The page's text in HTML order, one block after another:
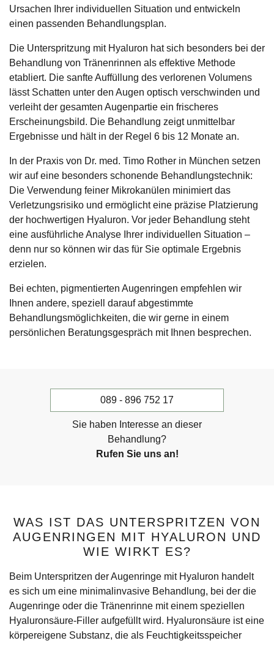
Ursachen Ihrer individuellen Situation und entwickeln
einen passenden Behandlungsplan.
Die Unterspritzung mit Hyaluron hat sich besonders bei der
Behandlung von Tränenrinnen als effektive Methode
etabliert. Die sanfte Auffüllung des verlorenen Volumens
lässt Schatten unter den Augen optisch verschwinden und
verleiht der gesamten Augenpartie ein frischeres
Erscheinungsbild. Die Behandlung zeigt unmittelbar
Ergebnisse und hält in der Regel 6 bis 12 Monate an.
In der Praxis von Dr. med. Timo Rother in München setzen
wir auf eine besonders schonende Behandlungstechnik:
Die Verwendung feiner Mikrokanülen minimiert das
Verletzungsrisiko und ermöglicht eine präzise Platzierung
der hochwertigen Hyaluron. Vor jeder Behandlung steht
eine ausführliche Analyse Ihrer individuellen Situation –
denn nur so können wir das für Sie optimale Ergebnis
erzielen.
Bei echten, pigmentierten Augenringen empfehlen wir
Ihnen andere, speziell darauf abgestimmte
Behandlungsmöglichkeiten, die wir gerne in einem
persönlichen Beratungsgespräch mit Ihnen besprechen.
089 - 896 752 17
Sie haben Interesse an dieser
Behandlung?
Rufen Sie uns an!
WAS IST DAS UNTERSPRITZEN VON
AUGENRINGEN MIT HYALURON UND
WIE WIRKT ES?
Beim Unterspritzen der Augenringe mit Hyaluron handelt
es sich um eine minimalinvasive Behandlung, bei der die
Augenringe oder die Tränenrinne mit einem speziellen
Hyaluronsäure-Filler aufgefüllt wird. Hyaluronsäure ist eine
körpereigene Substanz, die als Feuchtigkeitsspeicher